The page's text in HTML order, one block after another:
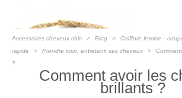
Accessoires cheveux chic Blog
Coiffure femme -
rapide
Prendre soin, entretenir ses cheveux
?
Comment avoir les
brillants ?